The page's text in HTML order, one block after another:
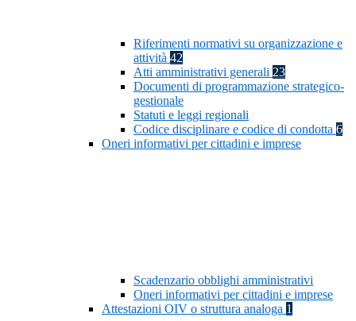
Riferimenti normativi su organizzazione e
attività 42
Atti amministrativi generali 23
Documenti di programmazione strategico-
gestionale
Statuti e leggi regionali
Codice disciplinare e codice di condotta 6
Oneri informativi per cittadini e imprese
Scadenzario obblighi amministrativi
Oneri informativi per cittadini e imprese
Attestazioni OIV o struttura analoga 1